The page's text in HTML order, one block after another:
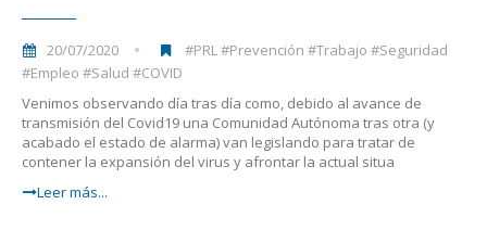
20/07/2020
#PRL #Prevención #Trabajo #Seguridad
#Empleo #Salud #COVID
Venimos observando día tras día como, debido al avance de
transmisión del Covid19 una Comunidad Autónoma tras otra (y
acabado el estado de alarma) van legislando para tratar de
contener la expansión del virus y afrontar la actual situa
Leer más...